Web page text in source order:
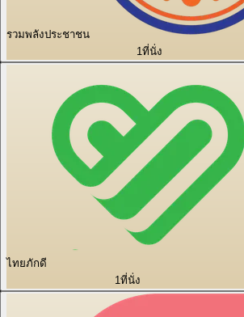
รวมพลังประชาชน
1ที่นั่ง
ไทยภักดี
1ที่นั่ง